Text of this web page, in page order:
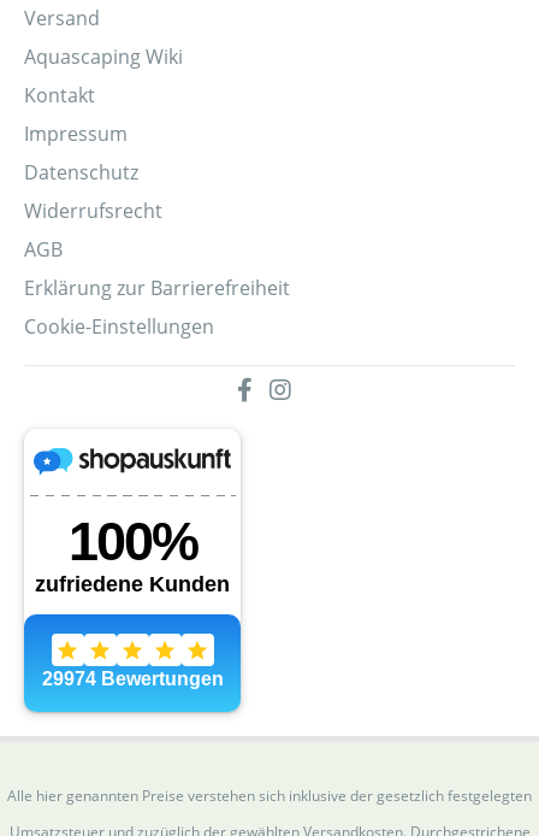
Versand
Aquascaping Wiki
Kontakt
Impressum
Datenschutz
Widerrufsrecht
AGB
Erklärung zur Barrierefreiheit
Cookie-Einstellungen
Alle hier genannten Preise verstehen sich inklusive der gesetzlich festgelegten
Umsatzsteuer und zuzüglich der gewählten Versandkosten. Durchgestrichene